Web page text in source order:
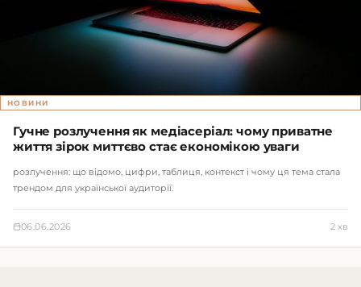
НОВИНИ
Гучне розлучення як медіасеріал: чому приватне
життя зірок миттєво стає економікою уваги
розлучення: що відомо, цифри, таблиця, контекст і чому ця тема стала
трендом для української аудиторії.
06.06.2026 2 хв